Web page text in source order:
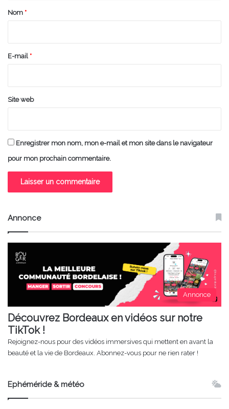
a
e
Nom *
E-mail *
Site web
Enregistrer mon nom, mon e-mail et mon site dans le navigateur
pour mon prochain commentaire.
Annonce
Annonce
Découvrez Bordeaux en vidéos sur notre
TikTok !
Rejoignez-nous pour des vidéos immersives qui mettent en avant la
beauté et la vie de Bordeaux. Abonnez-vous pour ne rien rater !
Ephéméride & météo